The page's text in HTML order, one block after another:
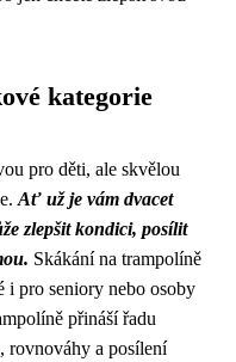
kategorie
pro děti, ale skvělou
Ať už je vám dvacet
zlepšit kondici, posílit
Skákání na trampolíně
i pro seniory nebo osoby
přináší řadu
rovnováhy a posílení